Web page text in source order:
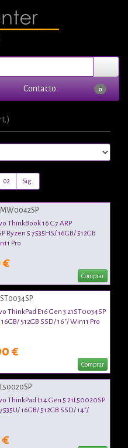
Contacto 0
02 Sig.
ThinkBook 16 G7 ARP
Ryzen 5 7535HS/ 16GB/ 512GB
Pro
€
Comprar
ThinkPad E16 Gen 3 21ST0034SP
512GB SSD/ 16"/ Win11 Pro
€
Comprar
ThinkPad L14 Gen 5 21L50020SP
16GB/ 512GB SSD/ 14"/